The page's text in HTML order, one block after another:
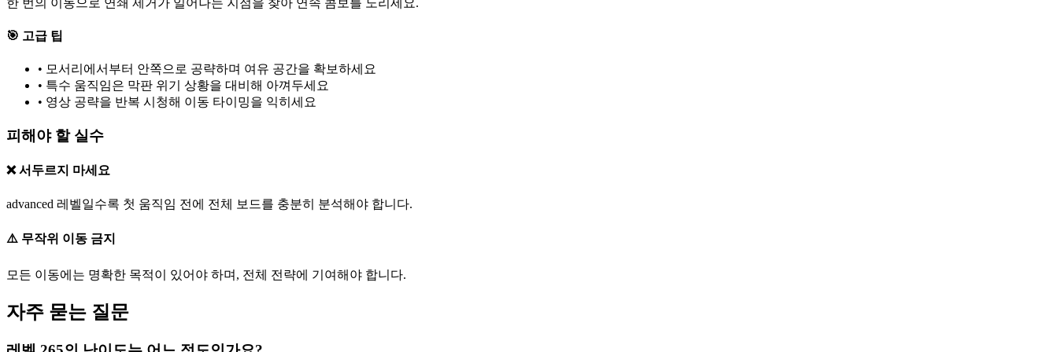
🎯 고급 팁
• 모서리에서부터 안쪽으로 공략하며 여유 공간을 확보하세요
• 특수 움직임은 막판 위기 상황을 대비해 아껴두세요
• 영상 공략을 반복 시청해 이동 타이밍을 익히세요
피해야 할 실수
❌ 서두르지 마세요
advanced 레벨일수록 첫 움직임 전에 전체 보드를 충분히 분석해야 합니다.
⚠️ 무작위 이동 금지
모든 이동에는 명확한 목적이 있어야 하며, 전체 전략에 기여해야 합니다.
자주 묻는 질문